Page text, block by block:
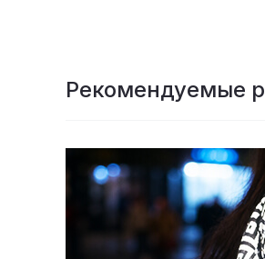
Рекомендуемые